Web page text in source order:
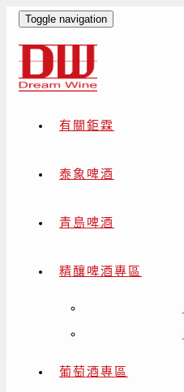
Toggle navigation
有關鉅霖
泰象啤酒
青島啤酒
精釀啤酒專區
葡萄酒專區